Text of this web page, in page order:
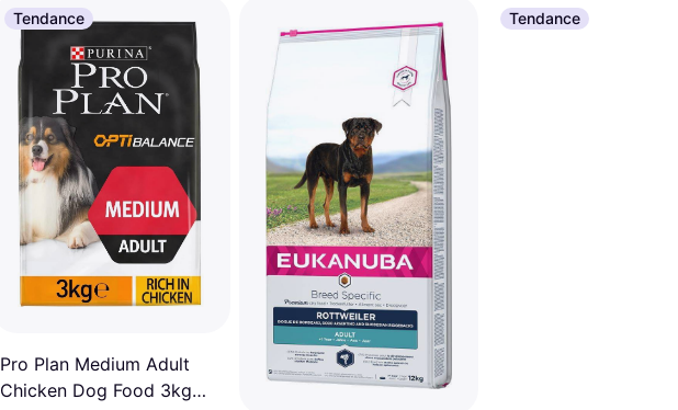
Tendance
Pro Plan Medium Adult
Chicken Dog Food 3kg
Tendance